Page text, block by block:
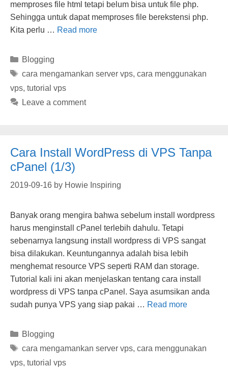
memproses file html tetapi belum bisa untuk file php.
Sehingga untuk dapat memproses file berekstensi php.
Kita perlu … Read more
Categories
Blogging
Tags
cara mengamankan server vps, cara menggunakan
vps, tutorial vps
Leave a comment
Cara Install WordPress di VPS Tanpa
cPanel (1/3)
2019-09-16 by Howie Inspiring
Banyak orang mengira bahwa sebelum install wordpress
harus menginstall cPanel terlebih dahulu. Tetapi
sebenarnya langsung install wordpress di VPS sangat
bisa dilakukan. Keuntungannya adalah bisa lebih
menghemat resource VPS seperti RAM dan storage.
Tutorial kali ini akan menjelaskan tentang cara install
wordpress di VPS tanpa cPanel. Saya asumsikan anda
sudah punya VPS yang siap pakai … Read more
Categories
Blogging
Tags
cara mengamankan server vps, cara menggunakan
vps, tutorial vps